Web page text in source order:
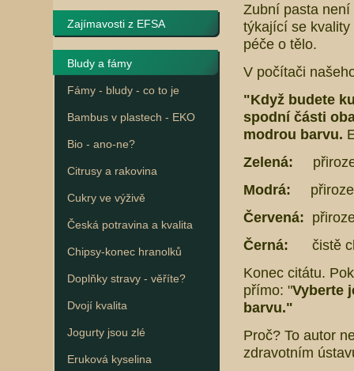
Zajímavosti z EFSA
Bludy a fámy
Fámy - bludy - co to je
Bambus v plastech - EKO
Bio - ano-ne?
Citrusy a rakovina
Cukry ve výživě
Česká potravina a kvalita
Chipsy-konec hranolků
Doplňky stravy - věříte?
Dvojí kvalita
Jogurty jsou zlé
Eruková kyselina
Zubní pasta není
týkající se kvality
péče o tělo.
V počítači
"Když budete
spodní části
modrou barvu.
Zelená:
Modrá:
Červená:
Černá: čistě
Konec citátu.
přímo: "Vyberte
barvu."
Proč? To autor
zdravotním